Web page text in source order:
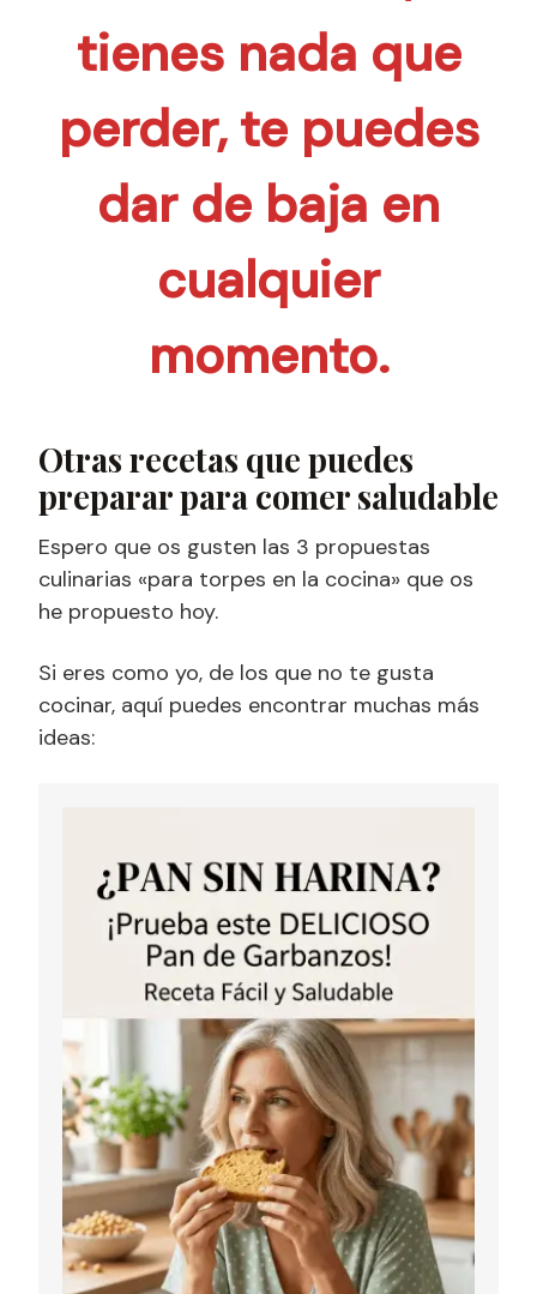
tienes nada que
perder, te puedes
dar de baja en
cualquier
momento.
Otras recetas que puedes
preparar para comer saludable
Espero que os gusten las 3 propuestas
culinarias «para torpes en la cocina» que os
he propuesto hoy.
Si eres como yo, de los que no te gusta
cocinar, aquí puedes encontrar muchas más
ideas: